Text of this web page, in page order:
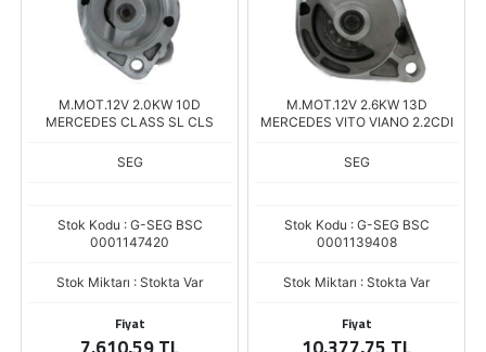
M.MOT.12V 2.0KW 10D
MERCEDES CLASS SL CLS
SEG
Stok Kodu : G-SEG BSC
0001147420
Stok Miktarı : Stokta Var
Fiyat
M.MOT.12V 2.6KW 13D
MERCEDES VITO VIANO 2.2CDI
SEG
Stok Kodu : G-SEG BSC
0001139408
Stok Miktarı : Stokta Var
Fiyat